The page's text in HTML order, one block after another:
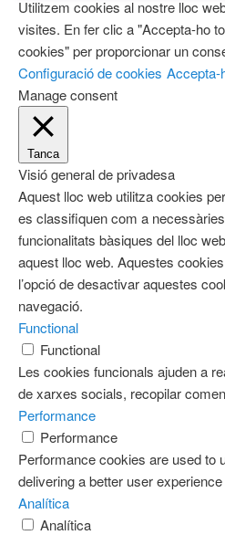
Utilitzem cookies al nostre lloc
visites. En fer clic a "Accepta-ho
cookies" per proporcionar un
Configuració de cookies Accepta-
Manage consent
Tanca
Visió general de privadesa
Aquest lloc web utilitza cookies
es classifiquen com a
funcionalitats bàsiques del lloc
aquest lloc web. Aquestes
l’opció de desactivar aquestes
navegació.
Functional
Functional
Les cookies funcionals ajuden a
de xarxes socials, recopilar
Performance
Performance
Performance cookies are used to
delivering a better user
Analítica
Analítica